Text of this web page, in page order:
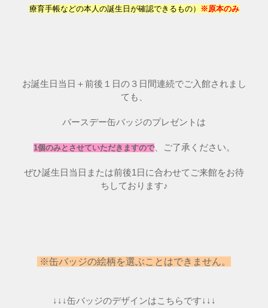
療育手帳などの本人の誕生日が確認できるもの） ※原本のみ
お誕生日当日＋前後１日の３日間連続でご入館されまし
ても、
バースデー缶バッジのプレゼントは
1個のみとさせていただきますので、ご了承ください。
ぜひ誕生日当日または前後1日に合わせてご来館をお待
ちしております♪
※缶バッジの絵柄を選ぶことはできません。
↓↓↓缶バッジのデザインはこちらです↓↓↓